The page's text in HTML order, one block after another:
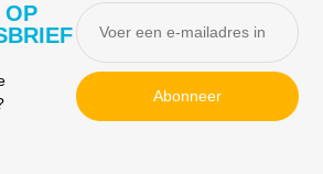
OP
Abonneer